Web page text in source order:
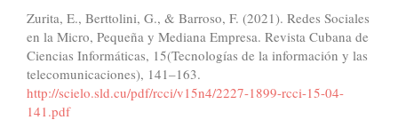
Zurita, E., Berttolini, G., & Barroso, F. (2021). Redes Sociales
en la Micro, Pequeña y Mediana Empresa. Revista Cubana de
Ciencias Informáticas, 15(Tecnologías de la información y las
telecomunicaciones), 141–163.
http://scielo.sld.cu/pdf/rcci/v15n4/2227-1899-rcci-15-04-
141.pdf